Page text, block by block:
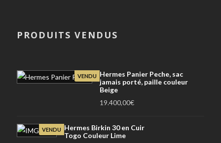
PRODUITS VENDUS
VENDU
Hermes Panier Peche, sac
jamais porté, paille couleur
Beige
19.400,00€
VENDU
Hermes Birkin 30 en Cuir
Togo Couleur Lime